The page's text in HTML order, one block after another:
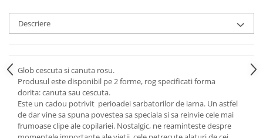
ARRIS
CELESTIAL PLATINUM
INTAGLIO
JASPER CONRAN GOLD
RENAISSANCE GOLD
ANTHEMION BLUE
BUTTERFLY BLOOM
OLD COUNTRY ROSES
Descriere
Glob cescuta si canuta rosu.
Produsul este disponibil pe 2 forme, rog specificati forma
dorita: canuta sau cescuta.
Este un cadou potrivit perioadei sarbatorilor de iarna. Un astfel
de dar vine sa spuna povestea sa speciala si sa reinvie cele mai
frumoase clipe ale copilariei. Nostalgic, ne reaminteste despre